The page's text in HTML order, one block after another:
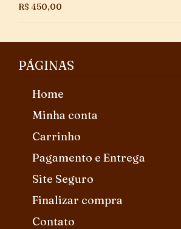
R$ 450,00
PÁGINAS
Home
Minha conta
Carrinho
Pagamento e Entrega
Site Seguro
Finalizar compra
Contato